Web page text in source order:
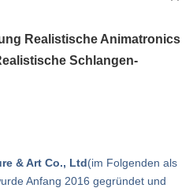
Realistische Animatronics
Schlangen-
& Art Co., Ltd(im Folgenden als
Anfang 2016 gegründet und